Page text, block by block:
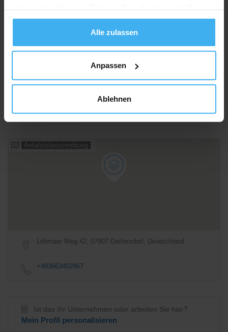
gesammelt haben.
Alle zulassen
Anpassen
Ablehnen
Anfahrtsbeschreibung
Löhmaer Weg 42, 07907 Oettersdorf, Deutschland
+493663402867
Ist das Ihr Unternehmen oder arbeiten Sie hier?
Mein Profil personalisieren